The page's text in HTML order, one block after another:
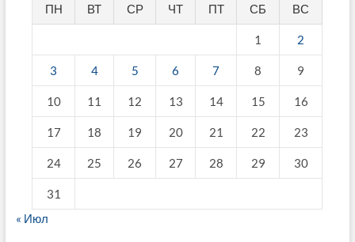
ПН ВТ СР ЧТ ПТ СБ ВС
1 2
3 4 5 6 7 8 9
10 11 12 13 14 15 16
17 18 19 20 21 22 23
24 25 26 27 28 29 30
31
« Июл